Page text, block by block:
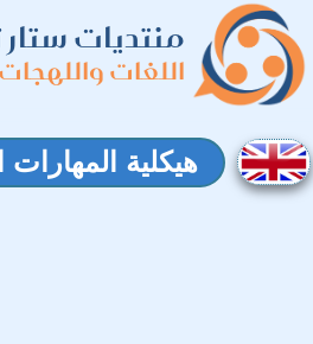
منتديات ستار
اللغات واللهجات
هيكلية المهارات